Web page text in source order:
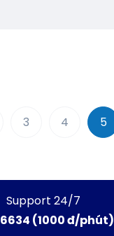
3 4 5
Support 24/7
(1000 đ/phút)